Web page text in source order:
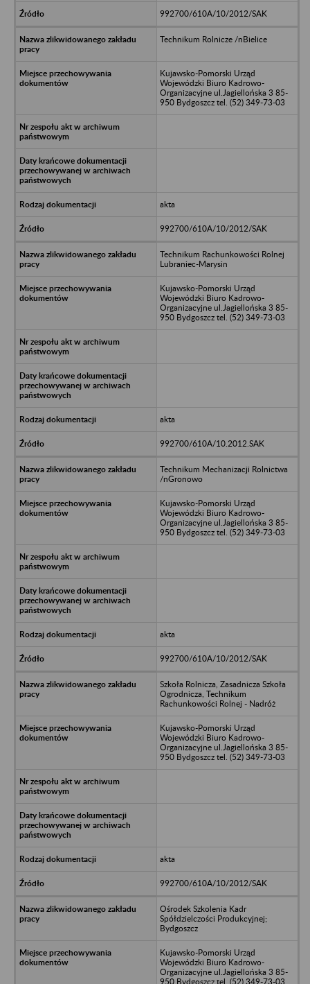
992700/610A/10/2012/SAK
Technikum Rolnicze /nBielice
Kujawsko-Pomorski Urząd
Wojewódzki Biuro Kadrowo-
Organizacyjne ul.Jagiellońska 3 85-
950 Bydgoszcz tel. (52) 349-73-03
akta
992700/610A/10/2012/SAK
Technikum Rachunkowości Rolnej
Lubraniec-Marysin
Kujawsko-Pomorski Urząd
Wojewódzki Biuro Kadrowo-
Organizacyjne ul.Jagiellońska 3 85-
950 Bydgoszcz tel. (52) 349-73-03
akta
992700/610A/10.2012.SAK
Technikum Mechanizacji Rolnictwa
/nGronowo
Kujawsko-Pomorski Urząd
Wojewódzki Biuro Kadrowo-
Organizacyjne ul.Jagiellońska 3 85-
950 Bydgoszcz tel. (52) 349-73-03
akta
992700/610A/10/2012/SAK
Szkoła Rolnicza, Zasadnicza Szkoła
Ogrodnicza, Technikum
Rachunkowości Rolnej - Nadróż
Kujawsko-Pomorski Urząd
Wojewódzki Biuro Kadrowo-
Organizacyjne ul.Jagiellońska 3 85-
950 Bydgoszcz tel. (52) 349-73-03
akta
992700/610A/10/2012/SAK
Ośrodek Szkolenia Kadr
Spółdzielczości Produkcyjnej;
Bydgoszcz
Kujawsko-Pomorski Urząd
Wojewódzki Biuro Kadrowo-
Organizacyjne ul.Jagiellońska 3 85-
950 Bydgoszcz tel. (52) 349-73-03